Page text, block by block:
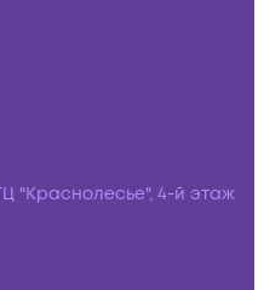
"Краснолесье", 4-й этаж